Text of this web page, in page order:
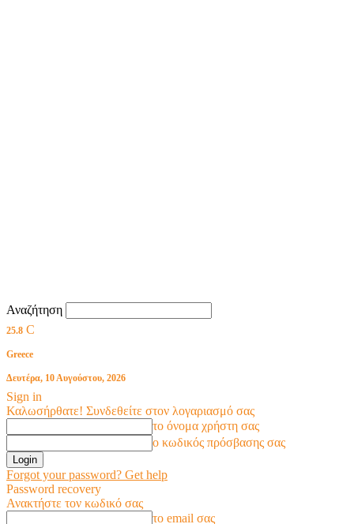
Αναζήτηση
25.8 C
Greece
Δευτέρα, 10 Αυγούστου, 2026
Sign in
Καλωσήρθατε! Συνδεθείτε στον λογαριασμό σας
το όνομα χρήστη σας
ο κωδικός πρόσβασης σας
Forgot your password? Get help
Password recovery
Ανακτήστε τον κωδικό σας
το email σας